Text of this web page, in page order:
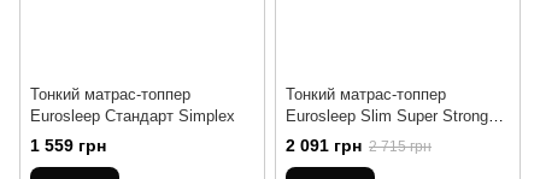
Тонкий матрас-топпер
Eurosleep Стандарт Simplex
1 559 грн
Тонкий матрас-топпер
Eurosleep Slim Super Strong
Жаккард/Трикотаж
2 091 грн 2 715 грн